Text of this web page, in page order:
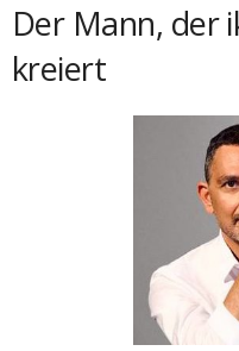
Der Mann, der
kreiert